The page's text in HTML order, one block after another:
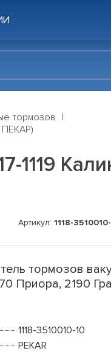
тормозов
ПЕКАР)
1119
Артикул: 1118-
тормозов
Приора, 2190
1118-3510010-10
PEKAR